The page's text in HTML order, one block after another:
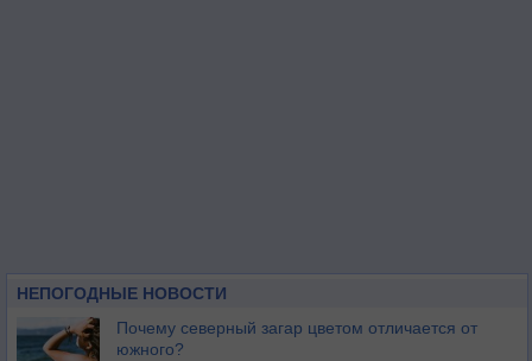
НЕПОГОДНЫЕ НОВОСТИ
Почему северный загар цветом отличается от
южного?